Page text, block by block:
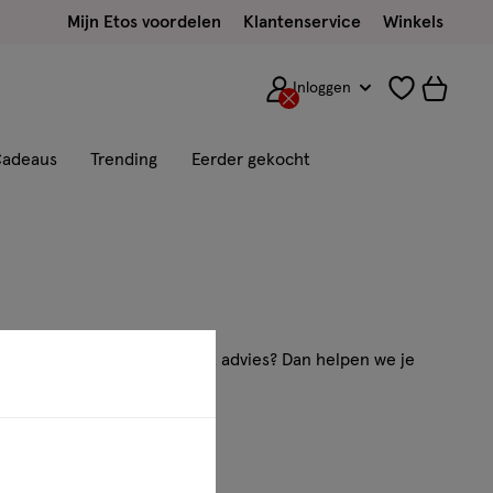
Mijn Etos voordelen Klantenservice Winkels
Inloggen
Trending Eerder gekocht
vraag of wil je persoonlijk advies? Dan helpen we je